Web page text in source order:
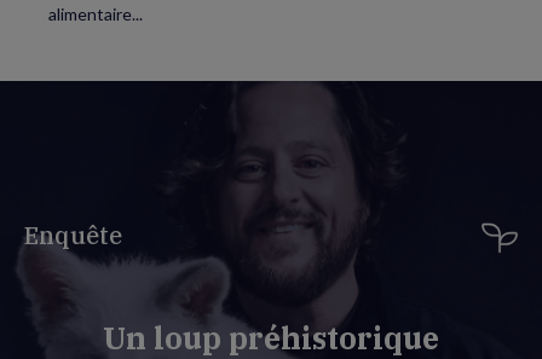
alimentaire...
Enquête
Un loup préhistorique